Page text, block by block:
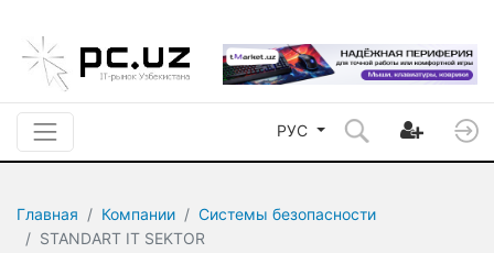
РУС
Главная Компании
Системы безопасности
STANDART IT SEKTOR